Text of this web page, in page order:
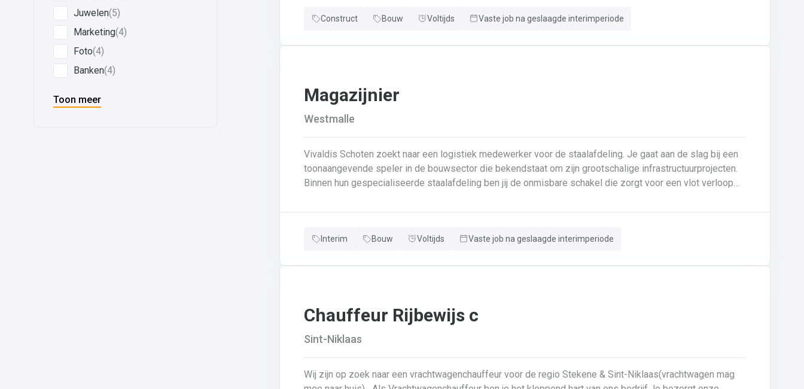
Juwelen(5)
Marketing(4)
Foto(4)
Banken(4)
Toon meer
een beschermlaag;Herstellen van beton met hoogwaardige reparatiemortel. Beton is je 2de natuur en
aanpakken. Dan is dit zeker de job voor jou!
Construct Bouw Voltijds Vaste job na geslaagde interimperiode
Magazijnier
Westmalle
Vivaldis Schoten zoekt naar een logistiek medewerker voor de staalafdeling. Je gaat aan de slag bij een
toonaangevende speler in de bouwsector die bekendstaat om zijn grootschalige infrastructuurprojecten.
Binnen hun gespecialiseerde staalafdeling ben jij de onmisbare schakel die zorgt voor een vlot verloop
efficiëntie centraal staan. 📍 Wat kan je van de job verwachten? Laden van vrachtwagens: Je zorgt ervoor
nauwgezet de vrachtbrieven en veiligheidsregels volgt.Intern transport: Je bent verantwoordelijk voor het
Assistentie in de schilderhal: Je ondersteunt het proces door staalelementen klaar te leggen en om te
Interim Bouw Voltijds Vaste job na geslaagde interimperiode
Chauffeur Rijbewijs c
Sint-Niklaas
Wij zijn op zoek naar een vrachtwagenchauffeur voor de regio Stekene & Sint-Niklaas(vrachtwagen mag